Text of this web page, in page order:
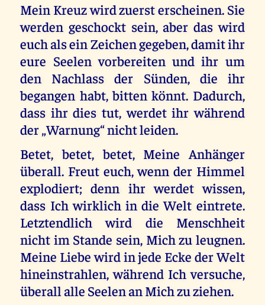
Mein Kreuz wird zuerst erscheinen. Sie
werden geschockt sein, aber das wird
euch als ein Zeichen gegeben, damit ihr
eure Seelen vorbereiten und ihr um
den Nachlass der Sünden, die ihr
begangen habt, bitten könnt. Dadurch,
dass ihr dies tut, werdet ihr während
der „Warnung“ nicht leiden.
Betet, betet, betet, Meine Anhänger
überall. Freut euch, wenn der Himmel
explodiert; denn ihr werdet wissen,
dass Ich wirklich in die Welt eintrete.
Letztendlich wird die Menschheit
nicht im Stande sein, Mich zu leugnen.
Meine Liebe wird in jede Ecke der Welt
hineinstrahlen, während Ich versuche,
überall alle Seelen an Mich zu ziehen.